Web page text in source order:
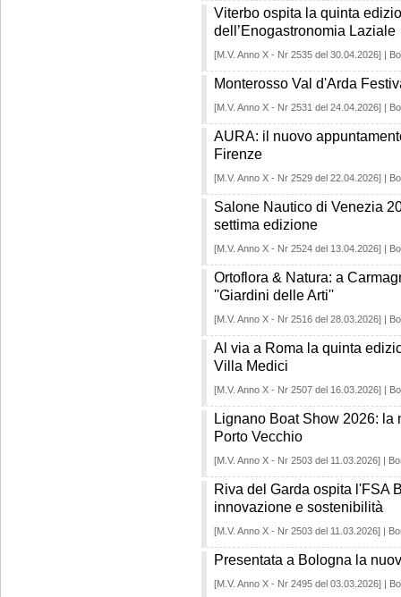
Viterbo ospita la quinta
dell’Enogastronomia Laziale
[M.V. Anno X - Nr 2535 del 30.04.2026] |
Monterosso Val d'Arda
[M.V. Anno X - Nr 2531 del 24.04.2026] |
AURA: il nuovo
Firenze
[M.V. Anno X - Nr 2529 del 22.04.2026] |
Salone Nautico di Venezia
settima edizione
[M.V. Anno X - Nr 2524 del 13.04.2026] |
Ortoflora & Natura: a
''Giardini delle Arti''
[M.V. Anno X - Nr 2516 del 28.03.2026] |
Al via a Roma la quinta
Villa Medici
[M.V. Anno X - Nr 2507 del 16.03.2026] |
Lignano Boat Show 2026: la
Porto Vecchio
[M.V. Anno X - Nr 2503 del 11.03.2026] |
Riva del Garda ospita l'FSA
innovazione e sostenibilità
[M.V. Anno X - Nr 2503 del 11.03.2026] |
Presentata a Bologna la
[M.V. Anno X - Nr 2495 del 03.03.2026] |